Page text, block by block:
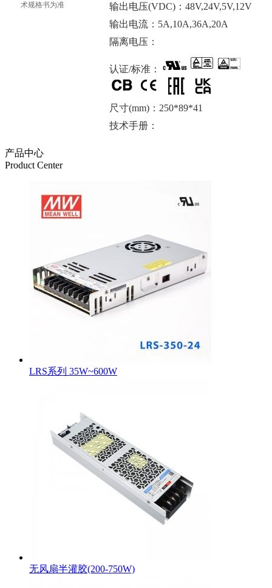
术规格书为准
输出电压(VDC)：48V,24V,5V,12V
输出电流：5A,10A,36A,20A
隔离电压：
认证/标准：
尺寸(mm)：250*89*41
技术手册：
产品中心
Product Center
LRS系列 35W~600W
无风扇半灌胶(200-750W)